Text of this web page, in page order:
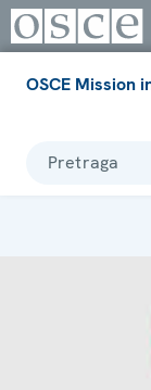
OSCE Mission
Pretraga